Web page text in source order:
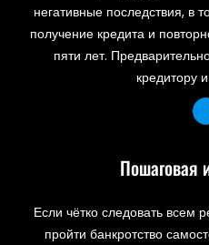
негативные последствия, в
получение кредита и
пяти лет.
кредитору
Пошаговая
Если чётко следовать всем
пройти банкротство